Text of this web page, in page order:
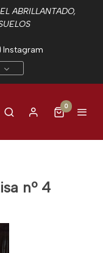
ABRILLANTADO,
Instagram
0
nº 4